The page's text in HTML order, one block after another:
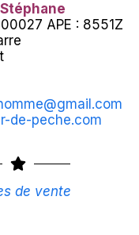
Stéphane
APE : 8551Z
de-peche.com
de vente